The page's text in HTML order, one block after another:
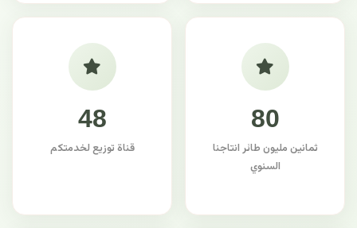
80
ثمانين مليون طائر انتاجنا
السنوي
48
قناة توزيع لخدمتكم